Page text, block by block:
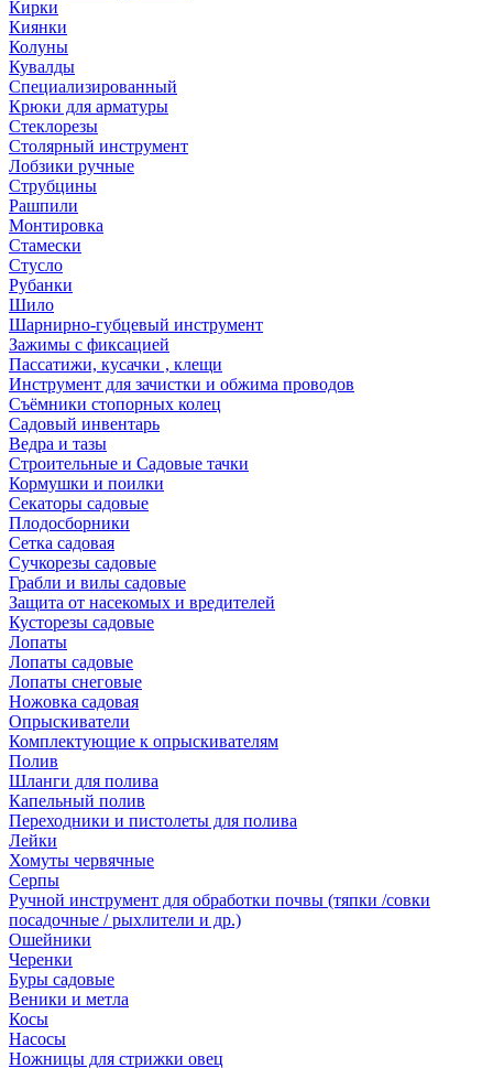
Кирки
Киянки
Колуны
Кувалды
Специализированный
Крюки для арматуры
Стеклорезы
Столярный инструмент
Лобзики ручные
Струбцины
Рашпили
Монтировка
Стамески
Стусло
Рубанки
Шило
Шарнирно-губцевый инструмент
Зажимы с фиксацией
Пассатижи, кусачки , клещи
Инструмент для зачистки и обжима проводов
Съёмники стопорных колец
Садовый инвентарь
Ведра и тазы
Строительные и Садовые тачки
Кормушки и поилки
Секаторы садовые
Плодосборники
Сетка садовая
Сучкорезы садовые
Грабли и вилы садовые
Защита от насекомых и вредителей
Кусторезы садовые
Лопаты
Лопаты садовые
Лопаты снеговые
Ножовка садовая
Опрыскиватели
Комплектующие к опрыскивателям
Полив
Шланги для полива
Капельный полив
Переходники и пистолеты для полива
Лейки
Хомуты червячные
Серпы
Ручной инструмент для обработки почвы (тяпки /совки
посадочные / рыхлители и др.)
Ошейники
Черенки
Буры садовые
Веники и метла
Косы
Насосы
Ножницы для стрижки овец